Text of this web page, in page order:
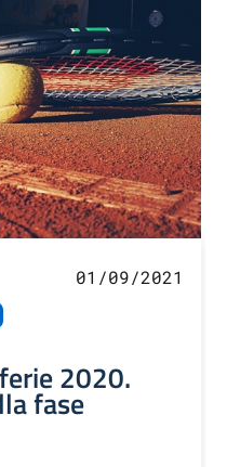
01/09/2021
2020.
fase